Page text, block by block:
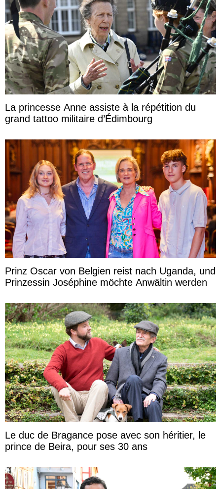
La princesse Anne assiste à la répétition du
grand tattoo militaire d’Édimbourg
Prinz Oscar von Belgien reist nach Uganda, und
Prinzessin Joséphine möchte Anwältin werden
Le duc de Bragance pose avec son héritier, le
prince de Beira, pour ses 30 ans